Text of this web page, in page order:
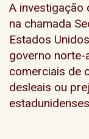
A investigação
na chamada
Estados
governo
comerciais de
desleais ou